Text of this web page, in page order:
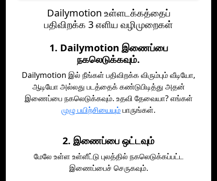
Dailymotion உள்ளடக்கத்தைப்
பதிவிறக்க 3 எளிய வழிமுறைகள்
1. Dailymotion இணைப்பை
நகலெடுக்கவும்.
Dailymotion இல் நீங்கள் பதிவிறக்க விரும்பும் வீடியோ,
ஆடியோ அல்லது படத்தைக் கண்டுபிடித்து அதன்
இணைப்பை நகலெடுக்கவும். உதவி தேவையா? எங்கள்
முழு பயிற்சியையும்பாருங்கள்.
2. இணைப்பை ஒட்டவும்
மேலே உள்ள உள்ளீட்டு புலத்தில் நகலெடுக்கப்பட்ட
இணைப்பைச் செருகவும்.